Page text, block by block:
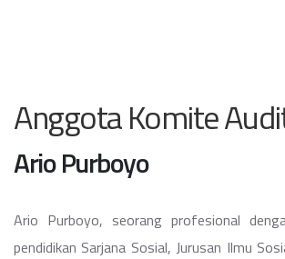
Anggota Komite
Ario Purboyo
Ario Purboyo, seorang profesional
pendidikan Sarjana Sosial, Jurusan Ilmu